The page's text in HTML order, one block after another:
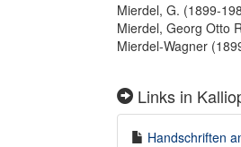
Mierdel, G. (1899-
Mierdel, Georg Otto
Mierdel-Wagner
Links in
Handschriften